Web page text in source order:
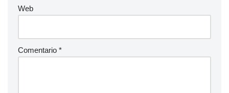
Web
Comentario *